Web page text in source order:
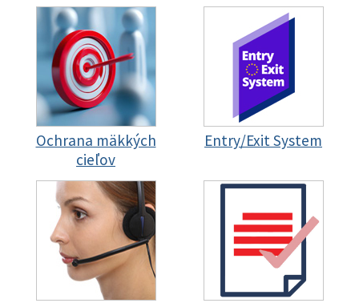
Ochrana mäkkých
cieľov
Entry/Exit System